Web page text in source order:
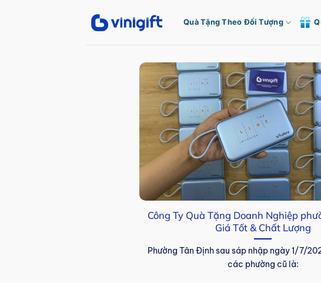
Quà Tặng Theo Đối Tượng
Công Ty Quà Tặng Doanh Nghiệp
Giá Tốt & Chất Lượng
Phường Tân Định sau sáp nhập ngày 1/7/
các phường cũ là: